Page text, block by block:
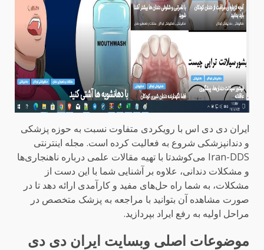
ایران دی دی اس با رویکردی متفاوت نسبت به حوزه پزشکی
و دندانپزشکی شروع به فعالیت کرده است. مجله اینترنتی
Iran-DDS می‌کوشدتا با تهیه مقالات علمی درباره ناهنجاری‌ها
و مشکلات دندانی، علاوه بر آشنایی شما با این دست از
مشکلات، به شما راه حل‌های مفید و کارآمدی ارائه دهد تا در
صورت مشاهده آن بتوانید با مراجعه به پزشک متخصص در
مراحل اولیه به رفع ایراد بپردازید.
موضوعات اصلی وبسایت ایران دی دی